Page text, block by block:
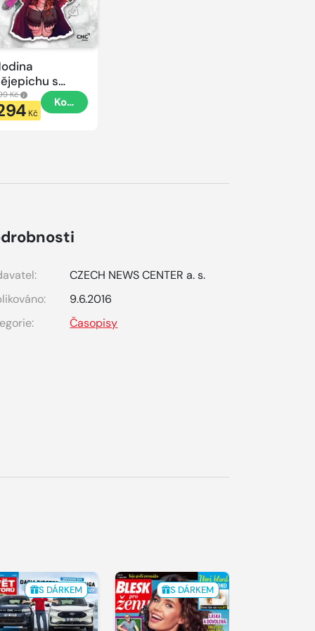
s
Kč
Kč
Koupit
CZECH NEWS CENTER a. s.
9.6.2016
Časopisy
S DÁRKEM S DÁRKEM